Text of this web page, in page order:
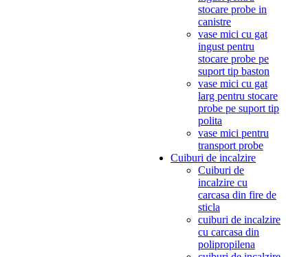
stocare probe in
canistre
vase mici cu gat
ingust pentru
stocare probe pe
suport tip baston
vase mici cu gat
larg pentru stocare
probe pe suport tip
polita
vase mici pentru
transport probe
Cuiburi de incalzire
Cuiburi de
incalzire cu
carcasa din fire de
sticla
cuiburi de incalzire
cu carcasa din
polipropilena